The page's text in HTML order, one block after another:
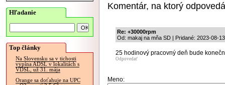
Hľadanie
Top články
Na Slovensku sa v tichosti
vypína ADSL v lokalitách s
VDSL, už 31. mája
Orange sa doťahuje na UPC
Komentár, na ktorý
Re: +30000rpm
Od: makaj na mňa SD | Pridané: 2023-08-
25 hodinový pracovný deň bude
Odpovedať
Meno: